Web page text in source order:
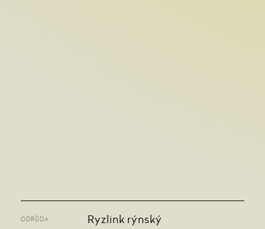
ODRŮDA Ryzlink rýnský